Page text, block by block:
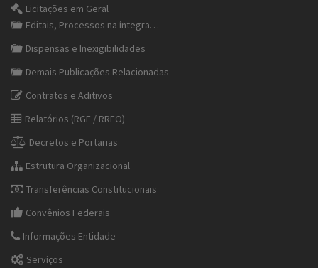
Licitações em Geral
Editais, Processos na íntegra…
Dispensas e Inexigibilidades
Demais Publicações Relacionadas
Contratos e Aditivos
Relatórios (RGF / RREO)
Decretos e Portarias
Estrutura Organizacional
Transferências Constitucionais
Convênios Federais
Informações Entidade
Serviços